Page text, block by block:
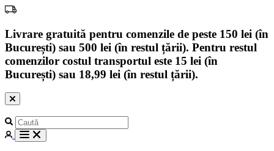
Livrare gratuită pentru comenzile de peste 150 lei (în
București) sau 500 lei (în restul țării). Pentru restul
comenzilor costul transportul este 15 lei (în
București) sau 18,99 lei (în restul țării).